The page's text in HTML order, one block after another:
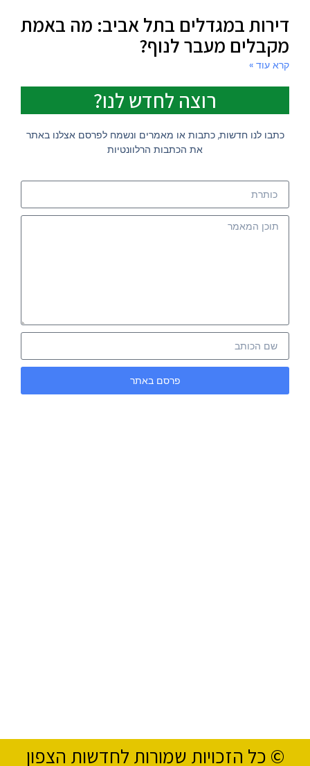
דירות במגדלים בתל אביב: מה באמת
מקבלים מעבר לנוף?
קרא עוד »
רוצה לחדש לנו?
כתבו לנו חדשות, כתבות או מאמרים ונשמח לפרסם אצלנו באתר
את הכתבות הרלוונטיות
פרסם באתר
© כל הזכויות שמורות לחדשות הצפון